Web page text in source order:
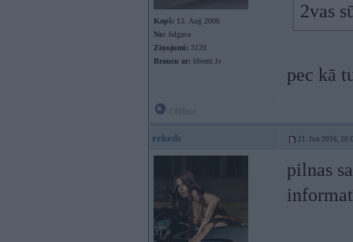
Kopš: 13. Aug 2006
No: Jelgava
Ziņojumi: 3120
Braucu ar: bbrent.lv
2vas
pec kā
rekeds 21. Jun 2016,
pilnas